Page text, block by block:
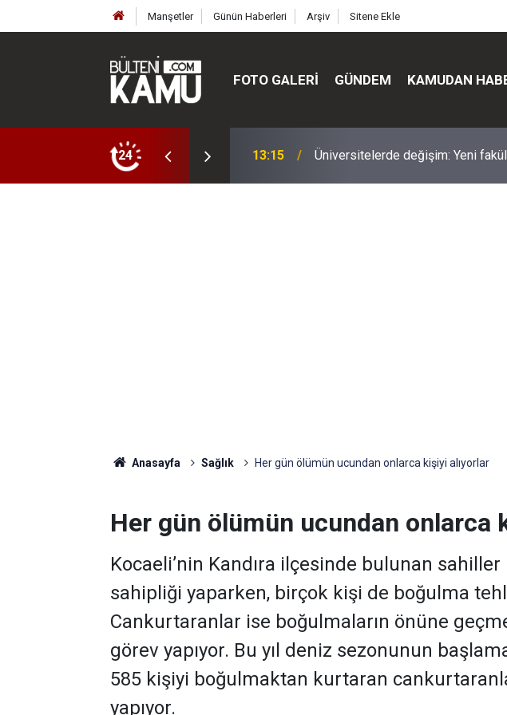
Manşetler Günün Haberleri Arşiv Sitene Ekle
FOTO GALERI GÜNDEM KAMUDAN
24
ve enstitüler kuruldu, bazıları kapatıldı 13:00 MEB’de üst düzey değişim:
Anasayfa Sağlık Her gün ölümün ucundan onlarca kişiyi alıyorlar
Her gün ölümün ucundan onlarca
Kocaeli’nin Kandıra ilçesinde bulunan
sahipliği yaparken, birçok kişi de boğulma
Cankurtaranlar ise boğulmaların önüne
görev yapıyor. Bu yıl deniz sezonunun
585 kişiyi boğulmaktan kurtaran
yapıyor.